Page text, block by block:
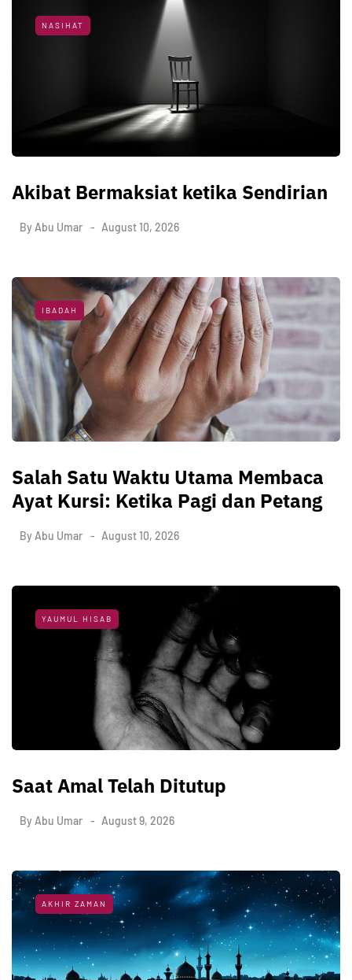
NASIHAT
Akibat Bermaksiat ketika Sendirian
By Abu Umar August 10, 2026
IBADAH
Salah Satu Waktu Utama Membaca
Ayat Kursi: Ketika Pagi dan Petang
By Abu Umar August 10, 2026
YAUMUL HISAB
Saat Amal Telah Ditutup
By Abu Umar August 9, 2026
AKHIR ZAMAN